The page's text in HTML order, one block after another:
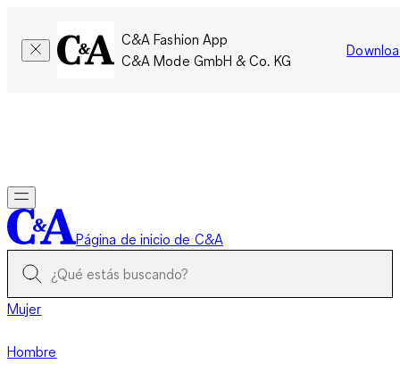
C&A Fashion App
C&A Mode GmbH & Co. KG
Página de inicio de C&A
Mujer
Hombre